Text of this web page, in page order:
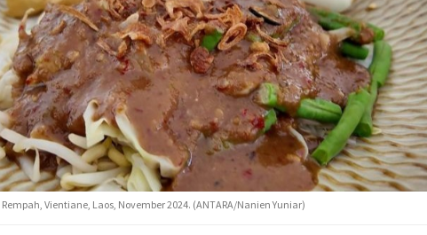
Vientiane, Laos, November 2024. (ANTARA/Nanien Yuniar)